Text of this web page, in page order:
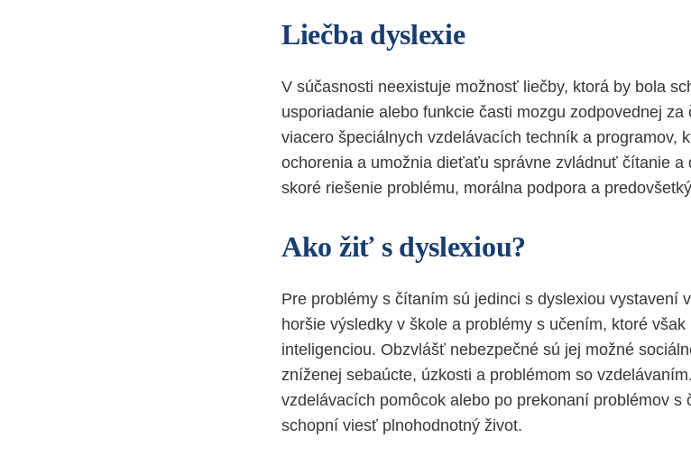
Liečba dyslexie
V súčasnosti neexistuje možnosť liečby, ktorá by bola
usporiadanie alebo funkcie časti mozgu zodpovednej
viacero špeciálnych vzdelávacích techník a programov,
ochorenia a umožnia dieťaťu správne zvládnuť čítanie a
skoré riešenie problému, morálna podpora a
Ako žiť s dyslexiou?
Pre problémy s čítaním sú jedinci s dyslexiou vystavení
horšie výsledky v škole a problémy s učením, ktoré
inteligenciou. Obzvlášť nebezpečné sú jej možné
zníženej sebaúcte, úzkosti a problémom so
vzdelávacích pomôcok alebo po prekonaní problémov s
schopní viesť plnohodnotný život.